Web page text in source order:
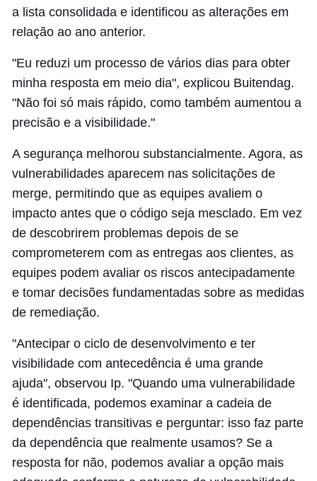
a lista consolidada e identificou as alterações em
relação ao ano anterior.
"Eu reduzi um processo de vários dias para obter
minha resposta em meio dia", explicou Buitendag.
"Não foi só mais rápido, como também aumentou a
precisão e a visibilidade."
A segurança melhorou substancialmente. Agora, as
vulnerabilidades aparecem nas solicitações de
merge, permitindo que as equipes avaliem o
impacto antes que o código seja mesclado. Em vez
de descobrirem problemas depois de se
comprometerem com as entregas aos clientes, as
equipes podem avaliar os riscos antecipadamente
e tomar decisões fundamentadas sobre as medidas
de remediação.
"Antecipar o ciclo de desenvolvimento e ter
visibilidade com antecedência é uma grande
ajuda", observou Ip. "Quando uma vulnerabilidade
é identificada, podemos examinar a cadeia de
dependências transitivas e perguntar: isso faz parte
da dependência que realmente usamos? Se a
resposta for não, podemos avaliar a opção mais